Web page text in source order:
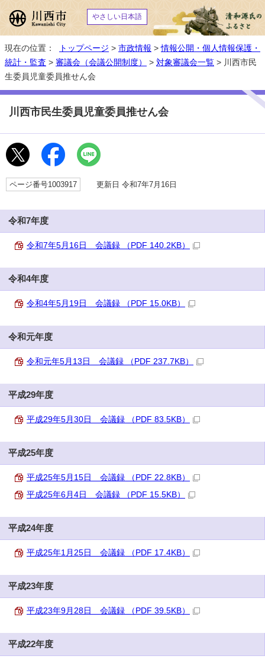
やさしい日本語
現在の位置： トップページ > 市政情報 >情報公開・個人情報保護・
統計・監査 > 審議会（会議公開制度） > 対象審議会一覧 > 川西市民
生委員児童委員推せん会
川西市民生委員児童委員推せん会
ページ番号1003917 更新日 令和7年7月16日
令和7年度
令和7年5月16日 会議録 （PDF 140.2KB）
令和4年度
令和4年5月19日 会議録 （PDF 15.0KB）
令和元年度
令和元年5月13日 会議録 （PDF 237.7KB）
平成29年度
平成29年5月30日 会議録 （PDF 83.5KB）
平成25年度
平成25年5月15日 会議録 （PDF 22.8KB）
平成25年6月4日 会議録 （PDF 15.5KB）
平成24年度
平成25年1月25日 会議録 （PDF 17.4KB）
平成23年度
平成23年9月28日 会議録 （PDF 39.5KB）
平成22年度